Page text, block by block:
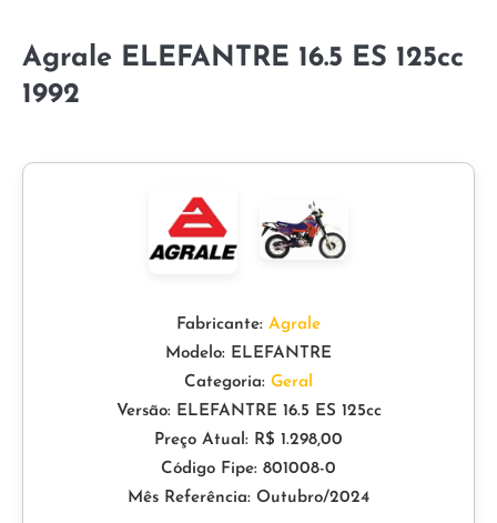
Agrale ELEFANTRE 16.5 ES 125cc
1992
Fabricante: Agrale
Modelo: ELEFANTRE
Categoria: Geral
Versão: ELEFANTRE 16.5 ES 125cc
Preço Atual: R$ 1.298,00
Código Fipe: 801008-0
Mês Referência: Outubro/2024